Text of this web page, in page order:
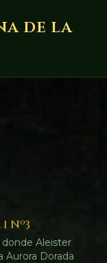
de la
Nº3
Aleister
Aurora Dorada